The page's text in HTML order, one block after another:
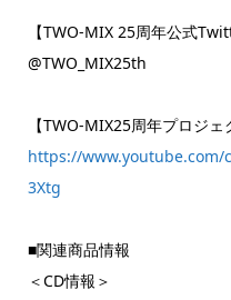
【TWO-MIX 25周年公式
@TWO_MIX25th
【TWO-MIX25周年プロジ
https://www.youtube.com/
3Xtg
■関連商品情報
＜CD情報＞